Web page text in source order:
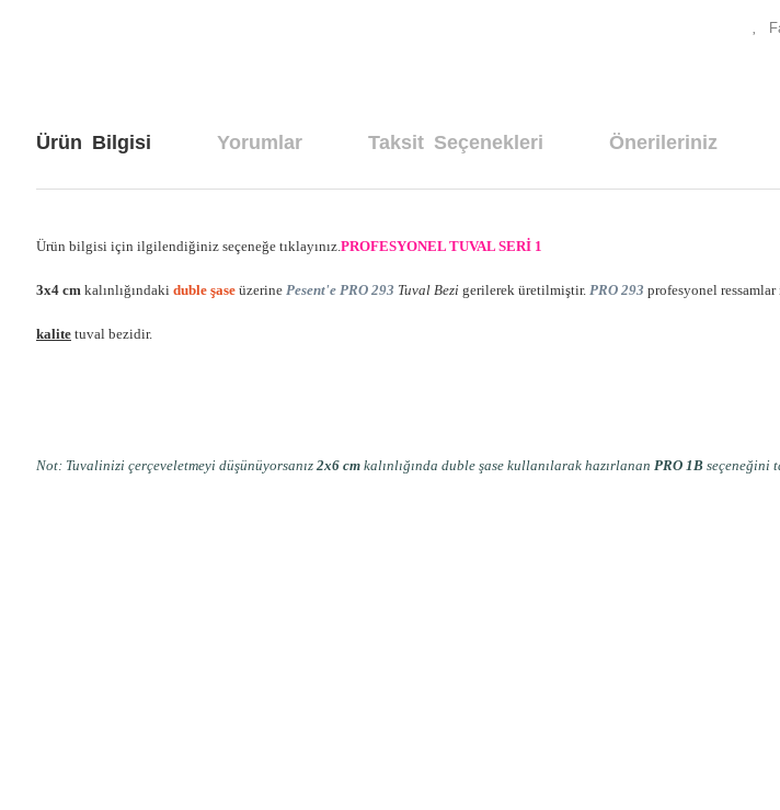
Ürün Bilgisi Yorumlar Taksit Seçenekleri Önerileriniz
Ürün bilgisi için ilgilendiğiniz seçeneğe tıklayınız.PROFESYONEL TUVAL SERİ 1
3x4 cm kalınlığındaki duble şase üzerine Pesent'e PRO 293 Tuval Bezi gerilerek üretilmiştir. PRO 293 profesyonel
kalite tuval bezidir.
Not: Tuvalinizi çerçeveletmeyi düşünüyorsanız 2x6 cm kalınlığında duble şase kullanılarak hazırlanan PRO 1B seçeneğini